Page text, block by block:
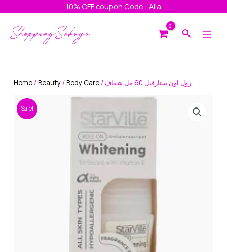
content
10% OFF coupon Code : Alia
Search
Home/Beauty/Body Care / رول اون ستارفيل 60 مل شفاف
Sale!